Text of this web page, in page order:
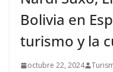
Bolivia en
turismo y la
octubre 22, 2024